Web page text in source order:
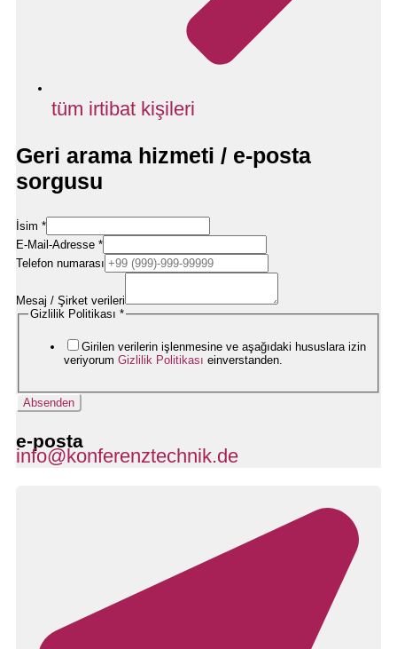
tüm irtibat kişileri
Geri arama hizmeti / e-posta
sorgusu
İsim *
/
E-
Mail-
Datenschutzerklärung
E-Mail-Adresse *
Telefon numarası
Mesaj / Şirket verileri
Gizlilik Politikası *
Girilen verilerin işlenmesine ve aşağıdaki hususlara izin
veriyorum Gizlilik Politikası einverstanden.
Absenden
e-posta
info@konferenztechnik.de